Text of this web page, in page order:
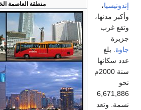
منطقة العاصمة
إندونيسيا،
وأكبر مدنها،
وتقع غرب
جزيرة
جاوة . بلغ
عدد سكانها
سنة 2000م
نحو
6,671,886
نسمة. وتعد